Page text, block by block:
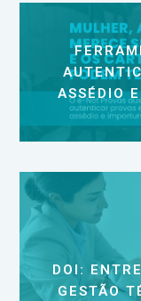
ASSÉDIO
DOI:
GESTÃO